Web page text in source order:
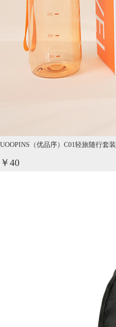
UOOPINS（优品序）C01轻旅随行套装
￥40